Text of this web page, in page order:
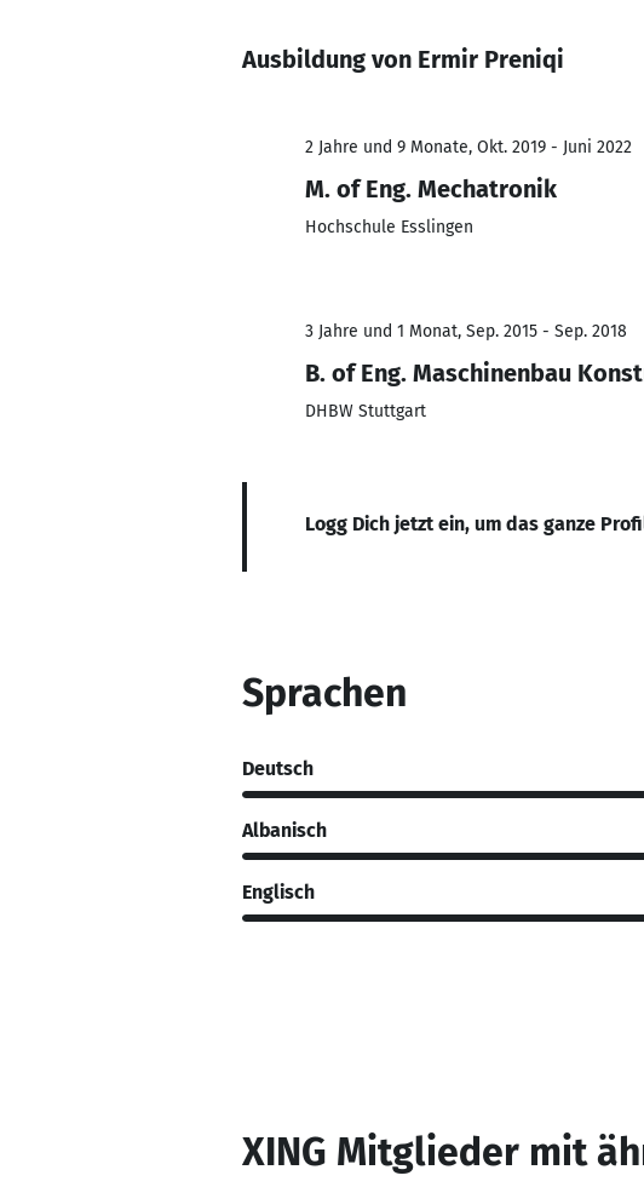
Ausbildung von Ermir Preniqi
2 Jahre und 9 Monate, Okt. 2019 - Juni 2022
M. of Eng. Mechatronik
Hochschule Esslingen
3 Jahre und 1 Monat, Sep. 2015 - Sep. 2018
B. of Eng. Maschinenbau
DHBW Stuttgart
Logg Dich jetzt ein, um das ganze
Sprachen
Deutsch
Albanisch
Englisch
XING Mitglieder mit